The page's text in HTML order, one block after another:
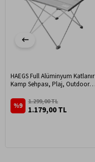
HAEGS Full Alüminyum Katlanır
Kamp Sehpası, Plaj, Outdoor
Gümüş
1.179,00 TL
1.299,00 TL
%9